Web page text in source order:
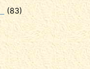
(83)